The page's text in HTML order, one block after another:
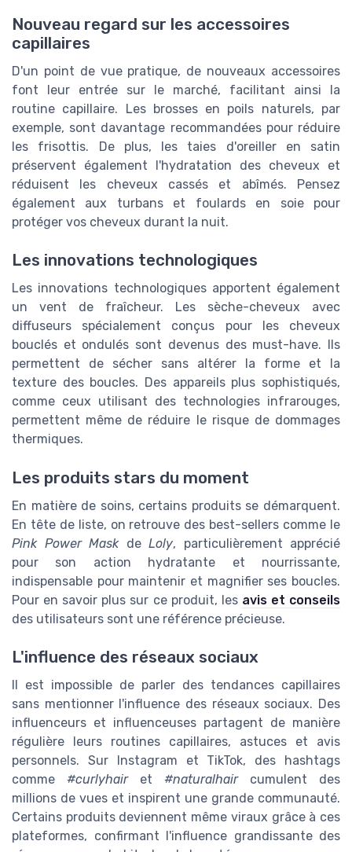
Nouveau regard sur les accessoires
capillaires
D'un point de vue pratique, de nouveaux accessoires
font leur entrée sur le marché, facilitant ainsi la
routine capillaire. Les brosses en poils naturels, par
exemple, sont davantage recommandées pour réduire
les frisottis. De plus, les taies d'oreiller en satin
préservent également l'hydratation des cheveux et
réduisent les cheveux cassés et abîmés. Pensez
également aux turbans et foulards en soie pour
protéger vos cheveux durant la nuit.
Les innovations technologiques
Les innovations technologiques apportent également
un vent de fraîcheur. Les sèche-cheveux avec
diffuseurs spécialement conçus pour les cheveux
bouclés et ondulés sont devenus des must-have. Ils
permettent de sécher sans altérer la forme et la
texture des boucles. Des appareils plus sophistiqués,
comme ceux utilisant des technologies infrarouges,
permettent même de réduire le risque de dommages
thermiques.
Les produits stars du moment
En matière de soins, certains produits se démarquent.
En tête de liste, on retrouve des best-sellers comme le
Pink Power Maskde Loly, particulièrement apprécié
pour son action hydratante et nourrissante,
indispensable pour maintenir et magnifier ses boucles.
Pour en savoir plus sur ce produit, les avis et conseils
des utilisateurs sont une référence précieuse.
L'influence des réseaux sociaux
Il est impossible de parler des tendances capillaires
sans mentionner l'influence des réseaux sociaux. Des
influenceurs et influenceuses partagent de manière
régulière leurs routines capillaires, astuces et avis
personnels. Sur Instagram et TikTok, des hashtags
comme #curlyhairet #naturalhaircumulent des
millions de vues et inspirent une grande communauté.
Certains produits deviennent même viraux grâce à ces
plateformes, confirmant l'influence grandissante des